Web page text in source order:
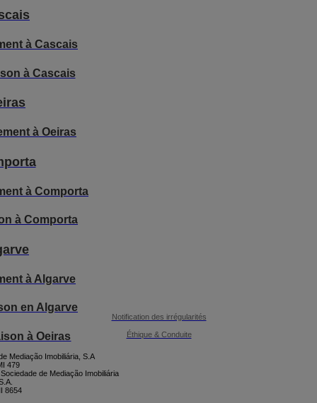
à Cascais
à Cascais
à Oeiras
à Comporta
à Comporta
à Algarve
en Algarve
à Oeiras
Notification des irrégularités
Éthique & Conduite
Mediação Imobiliária, S.A
479
de Mediação Imobiliária
8654